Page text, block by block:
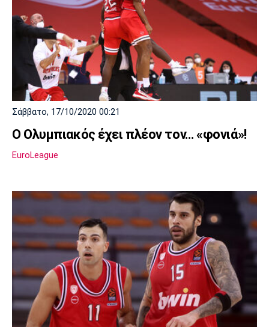
Σάββατο, 17/10/2020 00:21
Ο Ολυμπιακός έχει πλέον τον… «φονιά»!
EuroLeague